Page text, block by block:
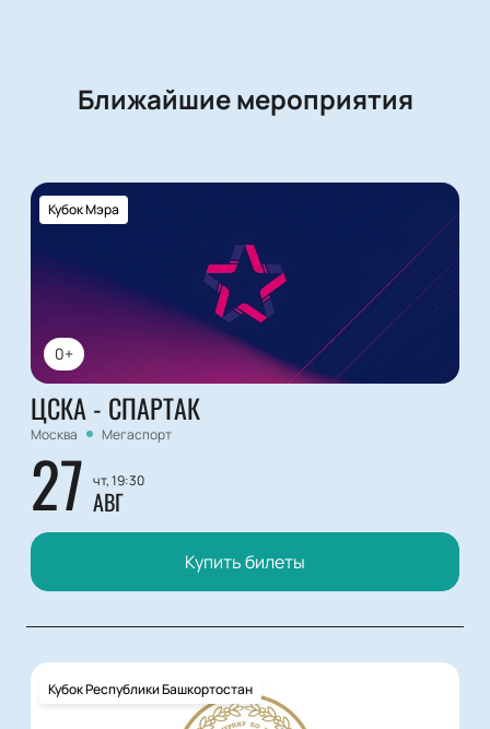
Ближайшие мероприятия
0+
Кубок Мэра
ЦСКА - СПАРТАК
Москва Мегаспорт
27 чт, 19:30
АВГ
Купить билеты
Кубок Республики Башкортостан